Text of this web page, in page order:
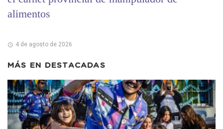
alimentos
4 de agosto de 2026
MÁS EN DESTACADAS